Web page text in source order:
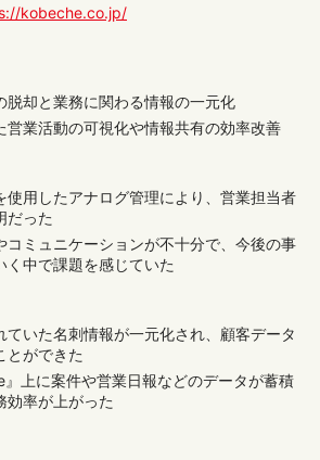
脱却と業務に関わる情報の一元化
営業活動の可視化や情報共有の効率改善
使用したアナログ管理により、営業担当者
だった
コミュニケーションが不十分で、今後の事
く中で課題を感じていた
ていた名刺情報が一元化され、顧客データ
とができた
』上に案件や営業日報などのデータが蓄積
効率が上がった
kobeche.co.jp/